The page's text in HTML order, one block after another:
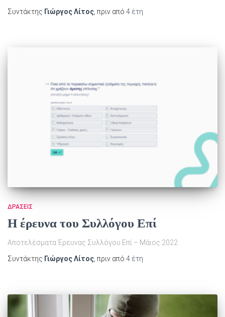
Συντάκτης Γιώργος Λίτος , πριν από 4 έτη
ΔΡΆΣΕΙΣ
Η έρευνα του Συλλόγου Επί
Αποτελέσματα Έρευνας Συλλόγου Επί – Μάιος 2022
Συντάκτης Γιώργος Λίτος, πριν από 4 έτη